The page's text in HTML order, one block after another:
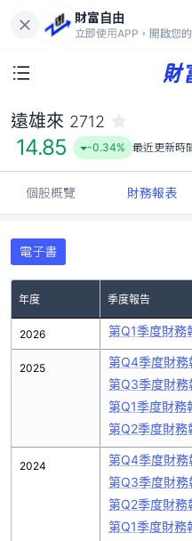
財富自由
立即使用APP，開啟您
14.85
-
遠雄來 2712
14.85 -0.34% 最近更新時
個股概覽 財務報表
電子書
年度 季度報告
2026
2025
2024
第Q1季度財務
第Q4季度財務
第Q3季度財務
第Q1季度財務
第Q2季度財務
第Q4季度財務
第Q3季度財務
第Q2季度財務
第Q1季度財務